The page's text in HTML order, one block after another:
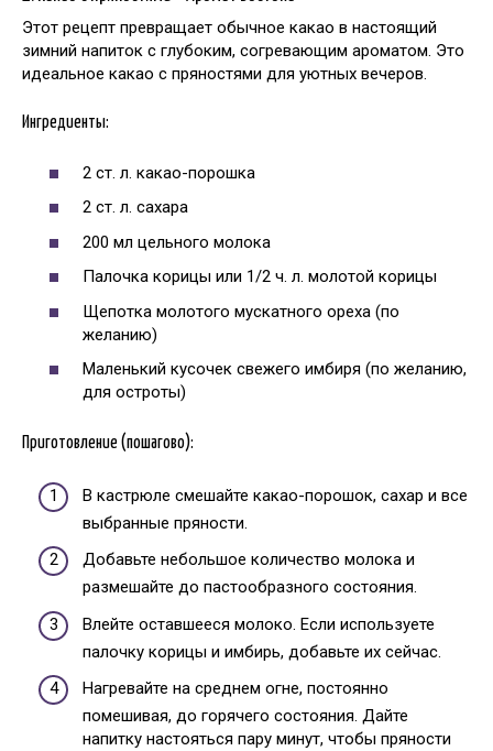
Этот рецепт превращает обычное какао в настоящий
зимний напиток с глубоким, согревающим ароматом. Это
идеальное какао с пряностями для уютных вечеров.
Ингредиенты:
2 ст. л. какао-порошка
2 ст. л. сахара
200 мл цельного молока
Палочка корицы или 1/2 ч. л. молотой корицы
Щепотка молотого мускатного ореха (по
желанию)
Маленький кусочек свежего имбиря (по желанию,
для остроты)
Приготовление (пошагово):
В кастрюле смешайте какао-порошок, сахар и все
выбранные пряности.
Добавьте небольшое количество молока и
размешайте до пастообразного состояния.
Влейте оставшееся молоко. Если используете
палочку корицы и имбирь, добавьте их сейчас.
Нагревайте на среднем огне, постоянно
помешивая, до горячего состояния. Дайте
напитку настояться пару минут, чтобы пряности